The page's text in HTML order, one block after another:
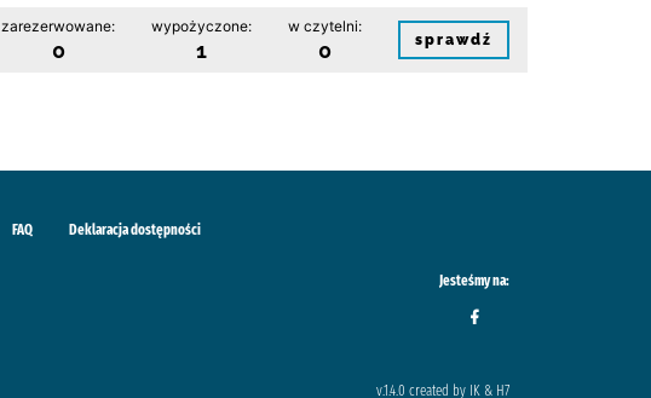
zarezerwowane:
0
wypożyczone:
1
w czytelni:
0 sprawdź
FAQ Deklaracja dostępności
Jesteśmy na:
v.1.4.0 created by IK & H7